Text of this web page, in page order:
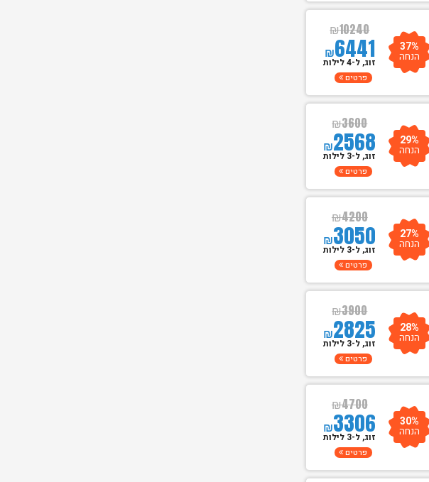
₪10240
₪6441 37%
הנחה זוג, ל-4 לילות
פרטים
₪3600
₪2568 29%
הנחה זוג, ל-3 לילות
פרטים
₪4200
₪3050 27%
הנחה זוג, ל-3 לילות
פרטים
₪3900
₪2825 28%
הנחה זוג, ל-3 לילות
פרטים
₪4700
₪3306 30%
הנחה זוג, ל-3 לילות
פרטים